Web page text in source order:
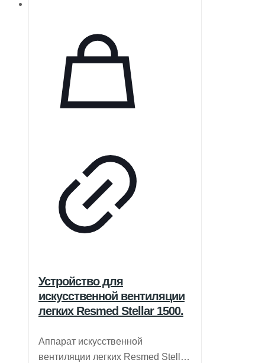
Устройство для
искусственной вентиляции
легких Resmed Stellar 1500.
Аппарат искусственной
вентиляции легких Resmed Stellar